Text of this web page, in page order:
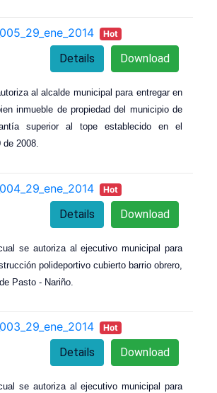
Hot
Download
Details
al alcalde municipal para entregar en
inmueble de propiedad del municipio de
superior al tope establecido en el
2008.
Hot
Download
Details
se autoriza al ejecutivo municipal para
polideportivo cubierto barrio obrero,
Pasto - Nariño.
Hot
Download
Details
se autoriza al ejecutivo municipal para